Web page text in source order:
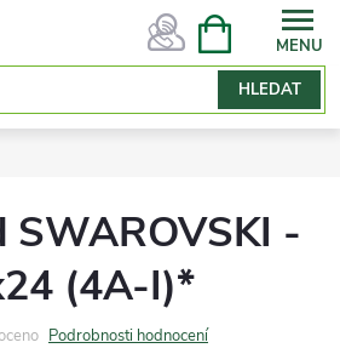
HLEDAT
NÁKUPNÍ
SWAROVSKI -
(4A-I)*
Podrobnosti hodnocení